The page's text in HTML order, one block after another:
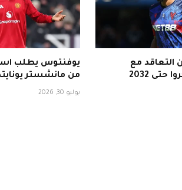
مع
2032
يوفنتوس يطلب
من مانشستر
يوليو 30, 2026